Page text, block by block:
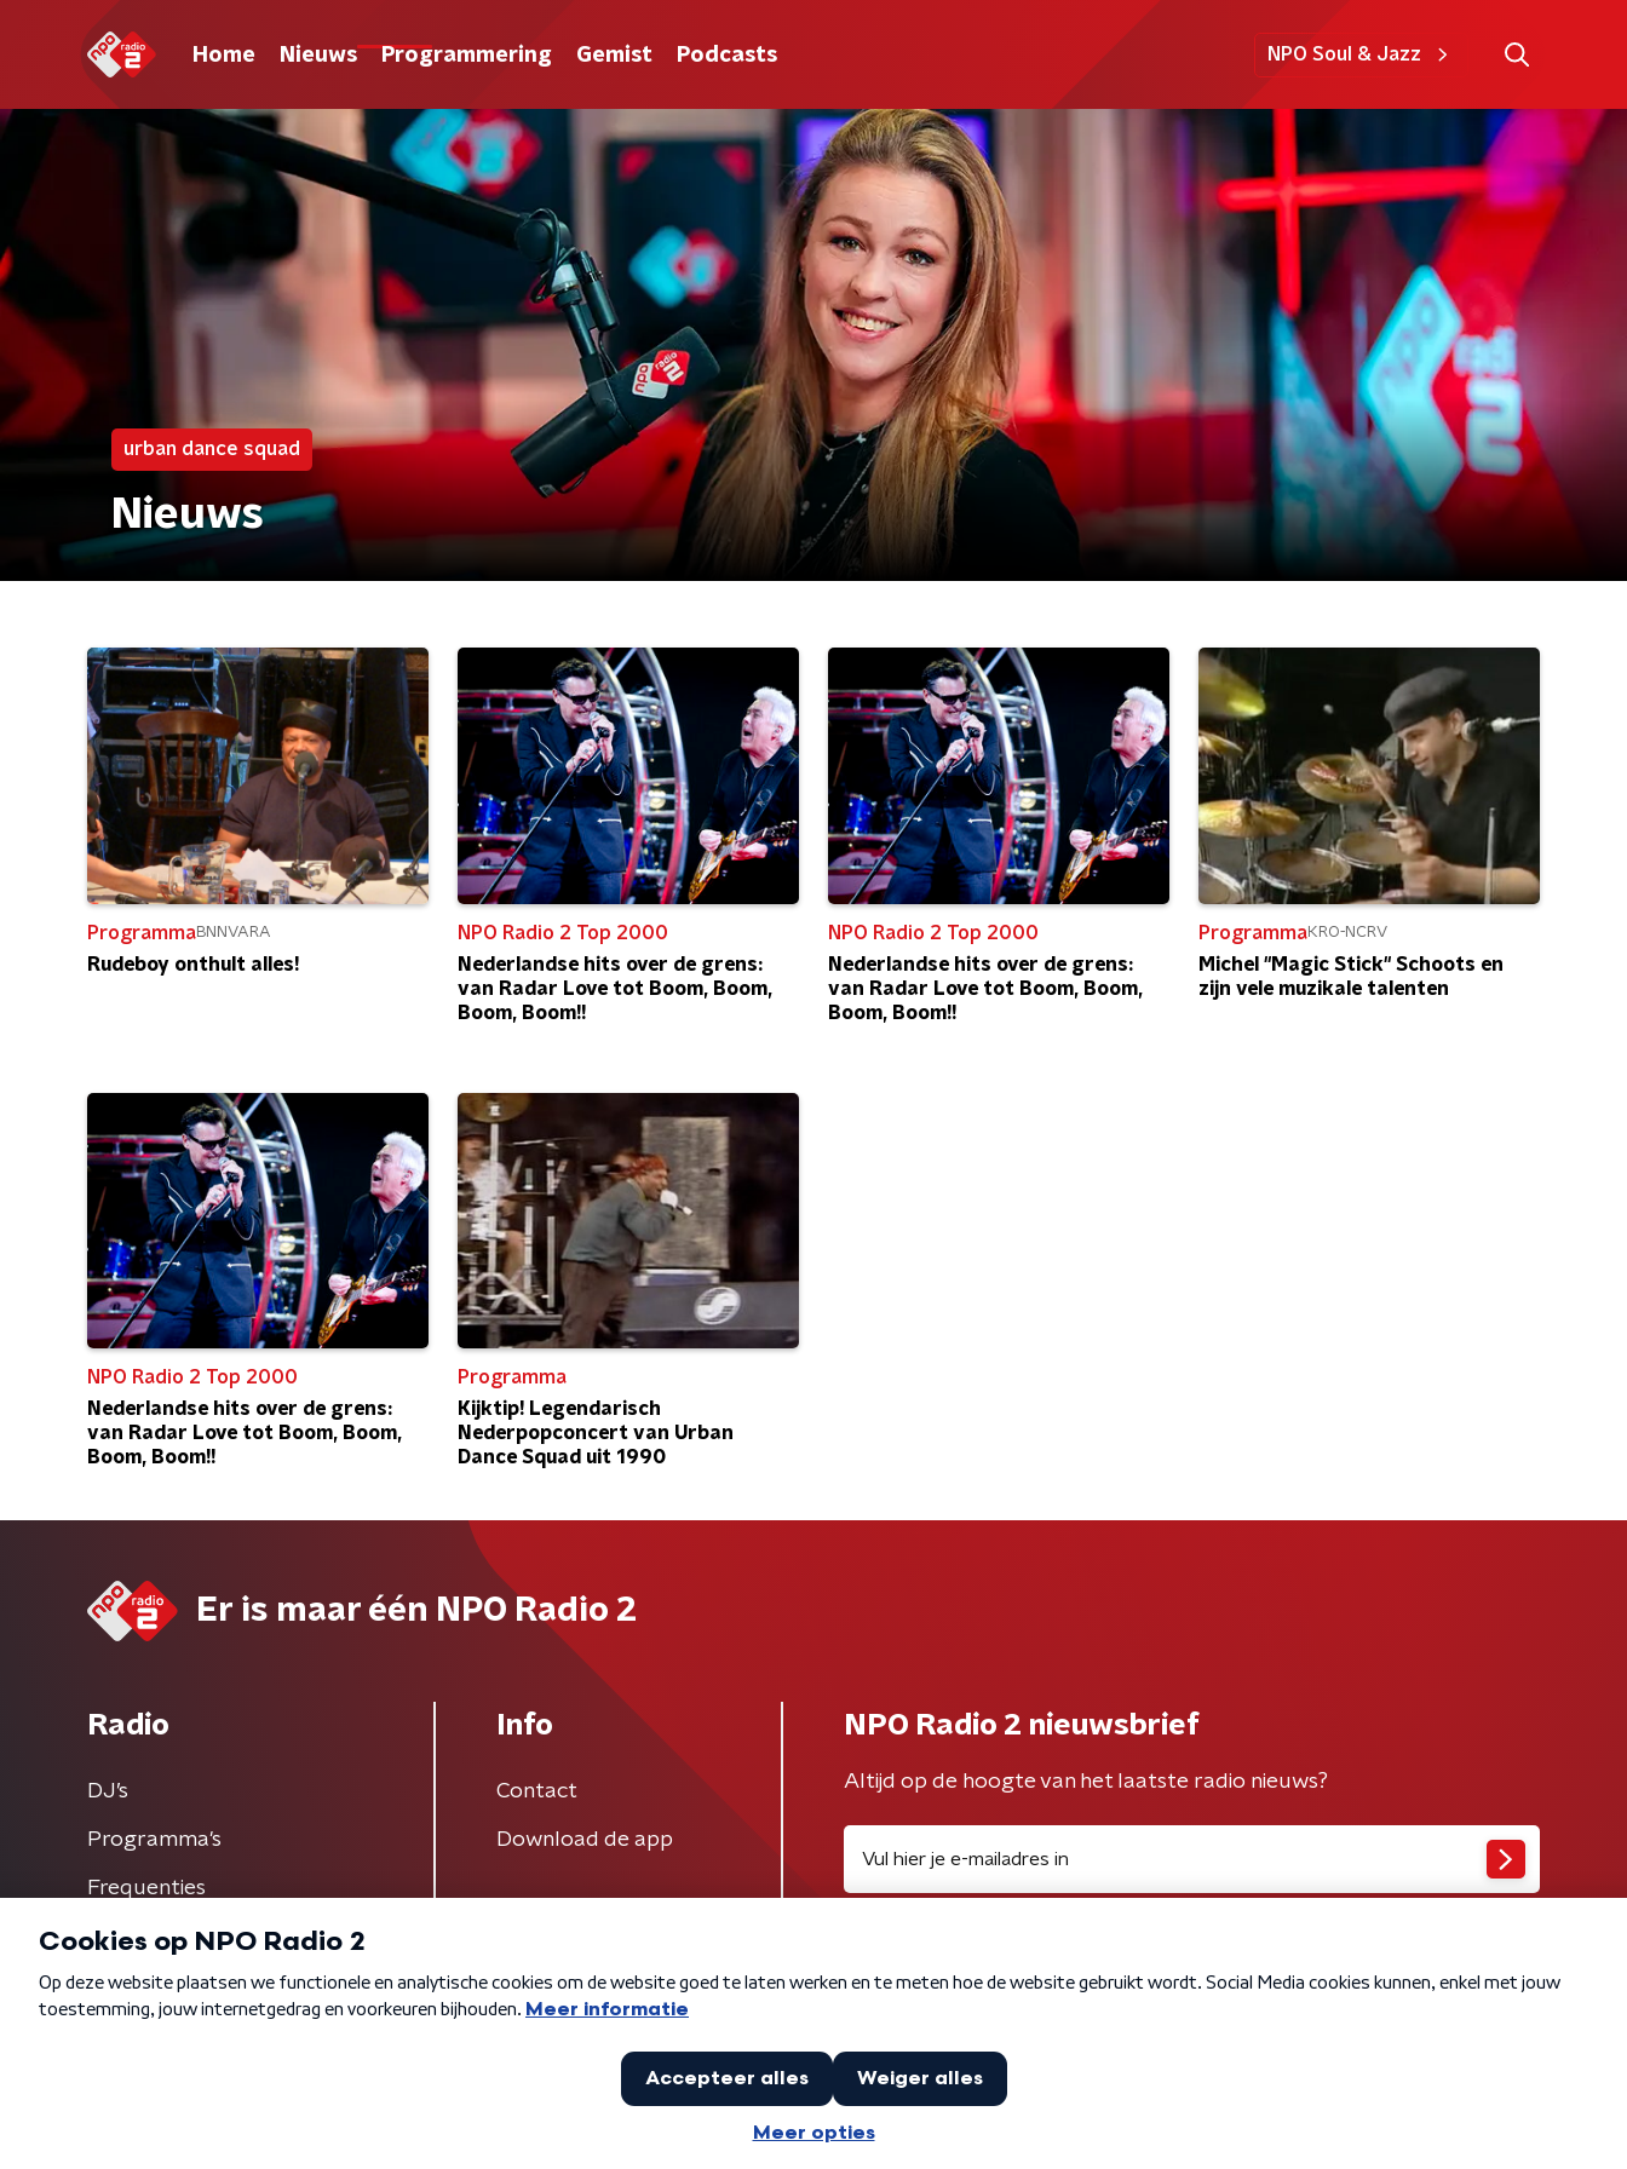
Home Nieuws Programmering Gemist Podcasts NPO Soul & Jazz
urban dance squad
Nieuws
ProgrammaBNNVARA
Rudeboy onthult alles!
NPO Radio 2 Top 2000
Nederlandse hits over de grens:
van Radar Love tot Boom, Boom,
Boom, Boom!!
NPO Radio 2 Top 2000
Nederlandse hits over de grens:
van Radar Love tot Boom, Boom,
Boom, Boom!!
ProgrammaKRO-NCRV
Michel "Magic Stick" Schoots en
zijn vele muzikale talenten
NPO Radio 2 Top 2000
Nederlandse hits over de grens:
van Radar Love tot Boom, Boom,
Boom, Boom!!
Programma
Kijktip! Legendarisch
Nederpopconcert van Urban
Dance Squad uit 1990
Er is maar één NPO Radio 2
Radio
DJ’s
Programma's
Frequenties
Info
Contact
Download de app
NPO Radio 2 nieuwsbrief
Altijd op de hoogte van het laatste radio nieuws?
Algemene voorwaarden Privacybeleid